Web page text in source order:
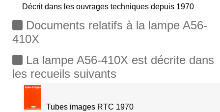
Décrit dans les ouvrages techniques depuis 1970
Documents relatifs à la lampe A56-
410X
La lampe A56-410X est décrite dans
les recueils suivants
Tubes images RTC 1970